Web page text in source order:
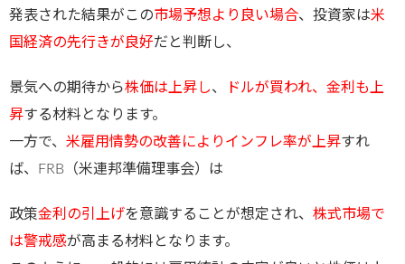
発表された結果がこの市場予想より良い場合、投資家は米
国経済の先行きが良好だと判断し、
景気への期待から株価は上昇し、
ドルが買われ、金利も上
昇する材料となります。
一方で、 米雇用情勢の改善によりインフレ率が上昇すれ
ば、FRB（米連邦準備理事会）は
政策金利の引上げを意識することが想定され、 株式市場で
は警戒感が高まる材料となります。